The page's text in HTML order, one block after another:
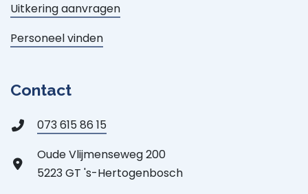
Uitkering aanvragen
Personeel vinden
Contact
073 615 86 15
Oude Vlijmenseweg 200
5223 GT 's-Hertogenbosch